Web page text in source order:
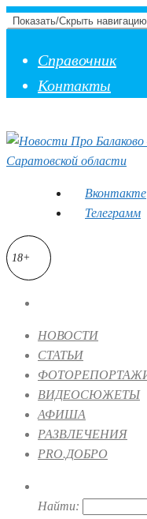
Показать/Скрыть навигацию
Справочник
Контакты
Вконтакте
Телеграмм
18+
НОВОСТИ
СТАТЬИ
ВИДЕОСЮЖЕТЫ
АФИША
РАЗВЛЕЧЕНИЯ
PRO.ДОБРО
Найти: